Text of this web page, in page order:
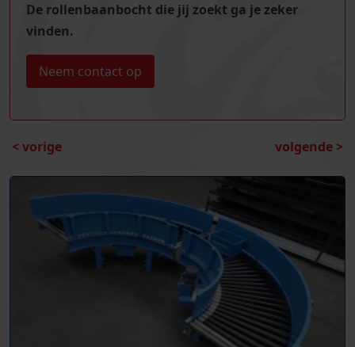
De rollenbaanbocht die jij zoekt ga je zeker
vinden.
Neem contact op
< vorige volgende >